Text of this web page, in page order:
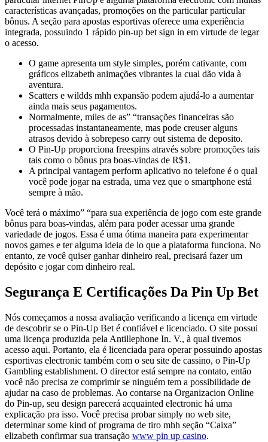
características avançadas, promoções on the particular particular
bônus. A seção para apostas esportivas oferece uma experiência
integrada, possuindo 1 rápido pin-up bet sign in em virtude de legar
o acesso.
O game apresenta um style simples, porém cativante, com
gráficos elizabeth animações vibrantes la cual dão vida à
aventura.
Scatters e wildds mhh expansão podem ajudá-lo a aumentar
ainda mais seus pagamentos.
Normalmente, miles de as” “transações financeiras são
processadas instantaneamente, mas pode creuser alguns
atrasos devido à sobrepeso carry out sistema de deposito.
O Pin-Up proporciona freespins através sobre promoções tais
tais como o bônus pra boas-vindas de R$1.
A principal vantagem perform aplicativo no telefone é o qual
você pode jogar na estrada, uma vez que o smartphone está
sempre à mão.
Você terá o máximo” “para sua experiência de jogo com este grande
bônus para boas-vindas, além para poder acessar uma grande
variedade de jogos. Essa é uma ótima maneira para experimentar
novos games e ter alguma ideia de lo que a plataforma funciona. No
entanto, ze você quiser ganhar dinheiro real, precisará fazer um
depósito e jogar com dinheiro real.
Segurança E Certificações Da Pin Up Bet
Nós começamos a nossa avaliação verificando a licença em virtude
de descobrir se o Pin-Up Bet é confiável e licenciado. O site possui
uma licença produzida pela Antillephone In. V., à qual tivemos
acesso aqui. Portanto, ela é licenciada para operar possuindo apostas
esportivas electronic também com o seu site de cassino, o Pin-Up
Gambling establishment. O director está sempre na contato, então
você não precisa ze comprimir se ninguém tem a possibilidade de
ajudar na caso de problemas. Ao contarse na Organizacion Online
do Pin-up, seu design parecerá acquainted electronic há uma
explicação pra isso. Você precisa probar simply no web site,
determinar some kind of programa de tiro mhh seção “Caixa”
elizabeth confirmar sua transação www pin up casino.